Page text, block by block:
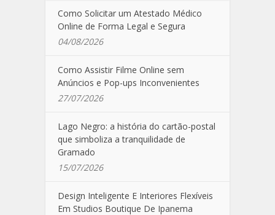
Como Solicitar um Atestado Médico
Online de Forma Legal e Segura
04/08/2026
Como Assistir Filme Online sem
Anúncios e Pop-ups Inconvenientes
27/07/2026
Lago Negro: a história do cartão-postal
que simboliza a tranquilidade de
Gramado
15/07/2026
Design Inteligente E Interiores Flexíveis
Em Studios Boutique De Ipanema